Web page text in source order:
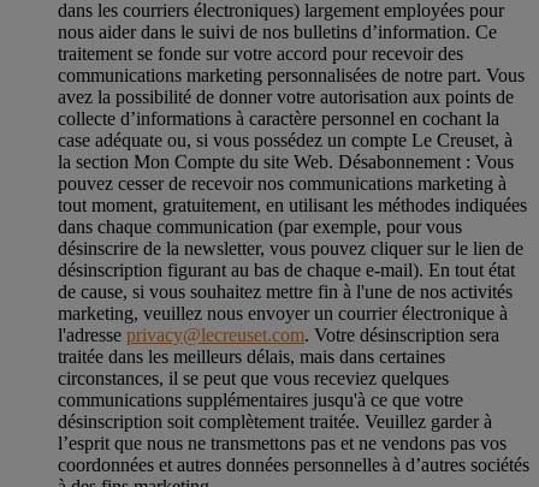
dans les courriers électroniques) largement employées pour
nous aider dans le suivi de nos bulletins d’information. Ce
traitement se fonde sur votre accord pour recevoir des
communications marketing personnalisées de notre part. Vous
avez la possibilité de donner votre autorisation aux points de
collecte d’informations à caractère personnel en cochant la
case adéquate ou, si vous possédez un compte Le Creuset, à
la section Mon Compte du site Web. Désabonnement : Vous
pouvez cesser de recevoir nos communications marketing à
tout moment, gratuitement, en utilisant les méthodes indiquées
dans chaque communication (par exemple, pour vous
désinscrire de la newsletter, vous pouvez cliquer sur le lien de
désinscription figurant au bas de chaque e-mail). En tout état
de cause, si vous souhaitez mettre fin à l'une de nos activités
marketing, veuillez nous envoyer un courrier électronique à
l'adresse privacy@lecreuset.com. Votre désinscription sera
traitée dans les meilleurs délais, mais dans certaines
circonstances, il se peut que vous receviez quelques
communications supplémentaires jusqu'à ce que votre
désinscription soit complètement traitée. Veuillez garder à
l’esprit que nous ne transmettons pas et ne vendons pas vos
coordonnées et autres données personnelles à d’autres sociétés